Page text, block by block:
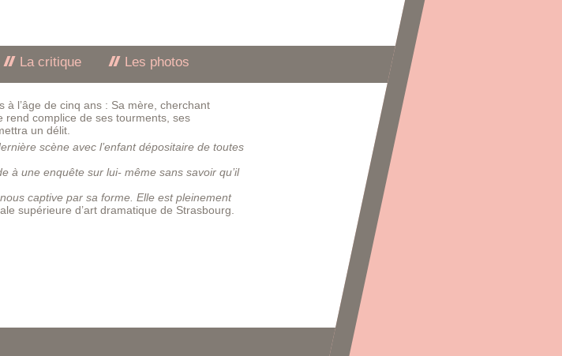
La critique Les photos
à l’âge de cinq ans : Sa mère, cherchant
rend complice de ses tourments, ses
un délit.
scène avec l’enfant dépositaire de toutes
à une enquête sur lui- même sans savoir qu’il
captive par sa forme. Elle est pleinement
supérieure d’art dramatique de Strasbourg.